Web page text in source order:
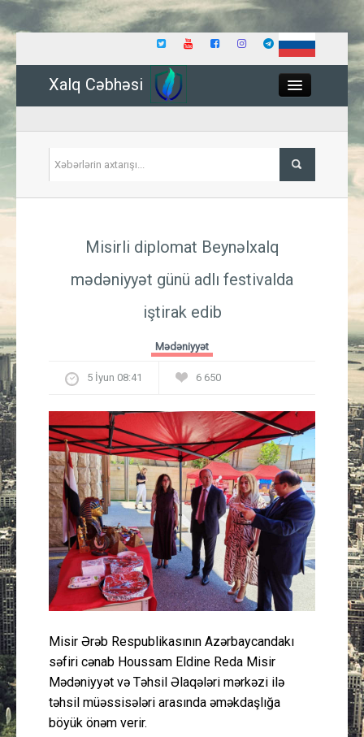
Xalq Cəbhəsi
İqtisadiyyat
Güney Azərbaycan
Mədəniyyət
Müsahibə
İdman
Layihə
Gündəm
Peşə etikası
Misirli diplomat Beynəlxalq
mədəniyyət günü adlı festivalda
iştirak edib
Mədəniyyət
5 İyun 08:41 6 650
Misir Ərəb Respublikasının Azərbaycandakı
səfiri cənab Houssam Eldine Reda Misir
Mədəniyyət və Təhsil Əlaqələri mərkəzi ilə
təhsil müəssisələri arasında əməkdaşlığa
böyük önəm verir.